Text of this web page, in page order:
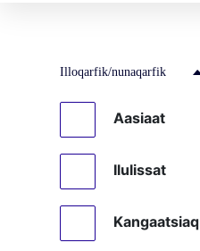
Illoqarfik/nunaqarfik
Aasiaat
Ilulissat
Kangaatsiaq